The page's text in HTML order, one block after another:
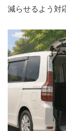
減らせるよう対